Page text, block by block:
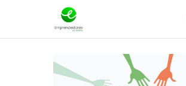
EMPRENDEDORES